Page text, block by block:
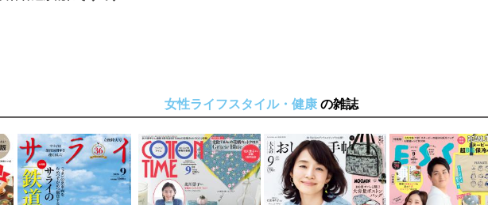
女性ライフスタイル・健康 の雑誌